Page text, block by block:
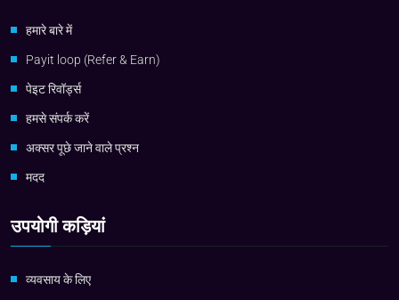
हमारे बारे में
Payit loop (Refer & Earn)
पेइट रिवॉर्ड्स
हमसे संपर्क करें
अक्सर पूछे जाने वाले प्रश्न
मदद
उपयोगी कड़ियां
व्यवसाय के लिए